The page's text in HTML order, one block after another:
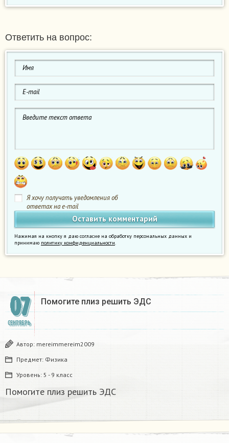
Ответить на вопрос:
Я хочу получать уведомления об
ответах на e-mail
Нажимая на кнопку я даю согласие на обработку персональных данных и
принимаю политику конфиденциальности.
07
СЕНТЯБРЬ
Помогите плиз решить ЭДС
Автор: mereimmereim2009
Предмет: Физика
Уровень: 5 - 9 класс
Помогите плиз решить ЭДС